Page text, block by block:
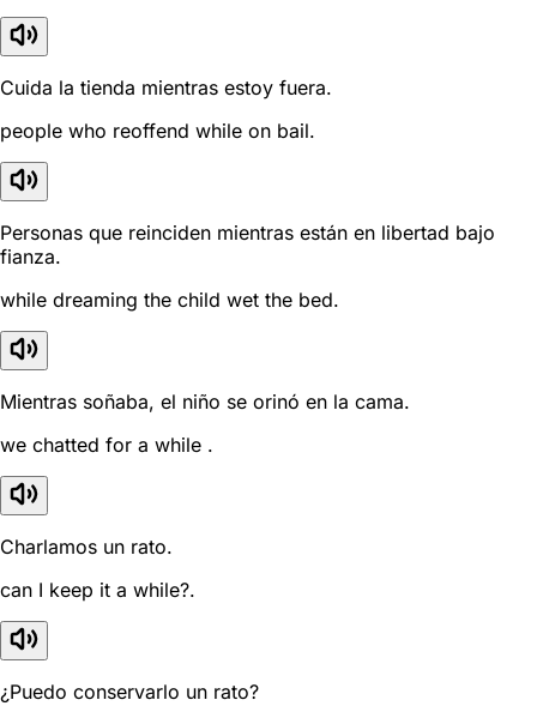
Cuida la tienda mientras estoy fuera.
people who reoffend while on bail.
Personas que reinciden mientras están en libertad bajo
fianza.
while dreaming the child wet the bed.
Mientras soñaba, el niño se orinó en la cama.
we chatted for a while .
Charlamos un rato.
can I keep it a while?.
¿Puedo conservarlo un rato?